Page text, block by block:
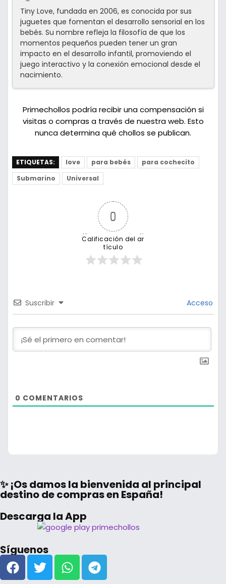
Tiny Love, fundada en 2006, es conocida por sus
juguetes que fomentan el desarrollo sensorial en los
bebés. Su nombre refleja la filosofía de que los
momentos pequeños pueden tener un gran
impacto en el desarrollo infantil, promoviendo el
juego interactivo y la conexión emocional desde el
nacimiento.
Primechollos podría recibir una compensación si
visitas o compras a través de nuestra web. Esto
nunca determina qué chollos se publican.
ETIQUETAS: love para bebés
para cochecito
Submarino
Universal
0
Calificación del ar
tículo
Suscribir Acceso
0 COMENTARIOS
✨ ¡Os damos la bienvenida al principal
destino de compras en España!
Descarga la App
Síguenos